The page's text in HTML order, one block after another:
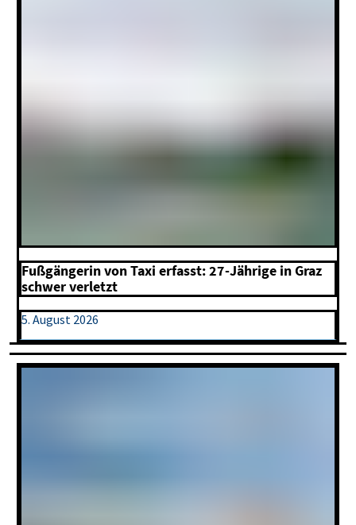
Fußgängerin von Taxi erfasst: 27-Jährige in Graz
schwer verletzt
5. August 2026